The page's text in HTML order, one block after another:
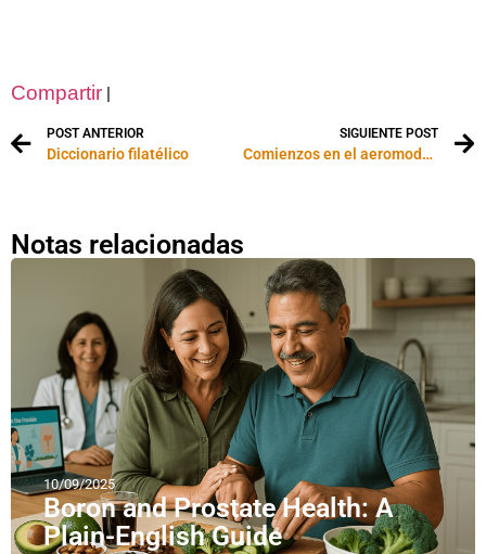
Compartir |
POST ANTERIOR
Diccionario filatélico
SIGUIENTE POST
Comienzos en el aeromodelismo
Notas relacionadas
10/09/2025
Boron and Prostate Health: A
Plain-English Guide